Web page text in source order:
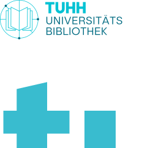
Weiter zum Inhalt